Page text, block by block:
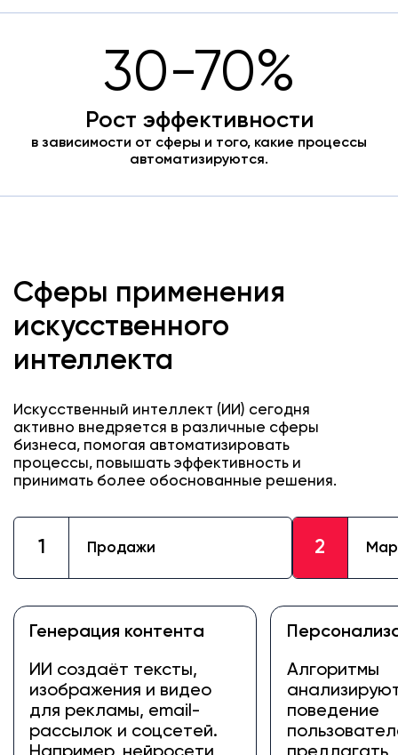
30-70%
Рост эффективности
в зависимости от сферы и того, какие процессы
автоматизируются.
Сферы применения
искусственного
интеллекта
Искусственный интеллект (ИИ) сегодня
активно внедряется в различные сферы
бизнеса, помогая автоматизировать
процессы, повышать эффективность и
принимать более обоснованные решения.
1 Продажи 2
Генерация контента
ИИ создаёт тексты,
изображения и видео
для рекламы, email-
рассылок и соцсетей.
Алгоритмы
поведение